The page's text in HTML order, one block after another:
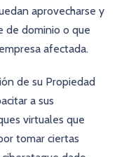
aprovecharse y
de dominio o que
afectada.
de su Propiedad
a sus
virtuales que
tomar ciertas